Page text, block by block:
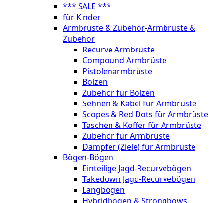
*** SALE ***
für Kinder
Armbrüste & Zubehör-Armbrüste &
Zubehör
Recurve Armbrüste
Compound Armbrüste
Pistolenarmbrüste
Bolzen
Zubehör für Bolzen
Sehnen & Kabel für Armbrüste
Scopes & Red Dots für Armbrüste
Taschen & Koffer für Armbrüste
Zubehör für Armbrüste
Dämpfer (Ziele) für Armbrüste
Bögen-Bögen
Einteilige Jagd-Recurvebögen
Takedown Jagd-Recurvebögen
Langbögen
Hybridbögen & Strongbows